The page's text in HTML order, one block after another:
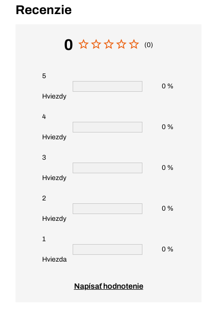
Recenzie
0 (0)
5
Hviezdy
0 %
4
Hviezdy
0 %
3
Hviezdy
0 %
2
Hviezdy
0 %
1
Hviezda
0 %
Napísať hodnotenie